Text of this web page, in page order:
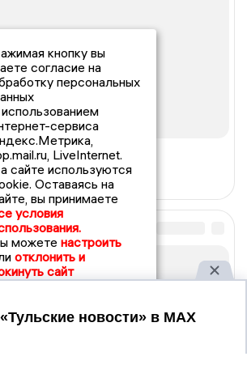
кнопку вы
согласие на
персональных
сервиса
LiveInternet.
сайте используются
Оставаясь на
вы принимаете
условия
можете настроить
отклонить и
сайт
Принять